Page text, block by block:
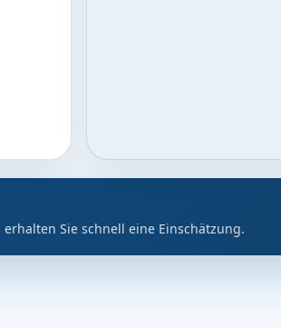
Sie schnell eine Einschätzung.